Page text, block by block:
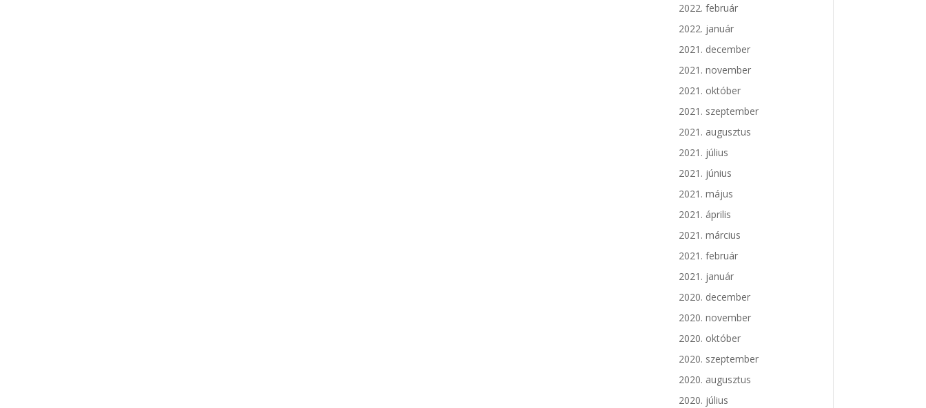
2022. február
2022. január
2021. december
2021. november
2021. október
2021. szeptember
2021. augusztus
2021. július
2021. június
2021. május
2021. április
2021. március
2021. február
2021. január
2020. december
2020. november
2020. október
2020. szeptember
2020. augusztus
2020. július